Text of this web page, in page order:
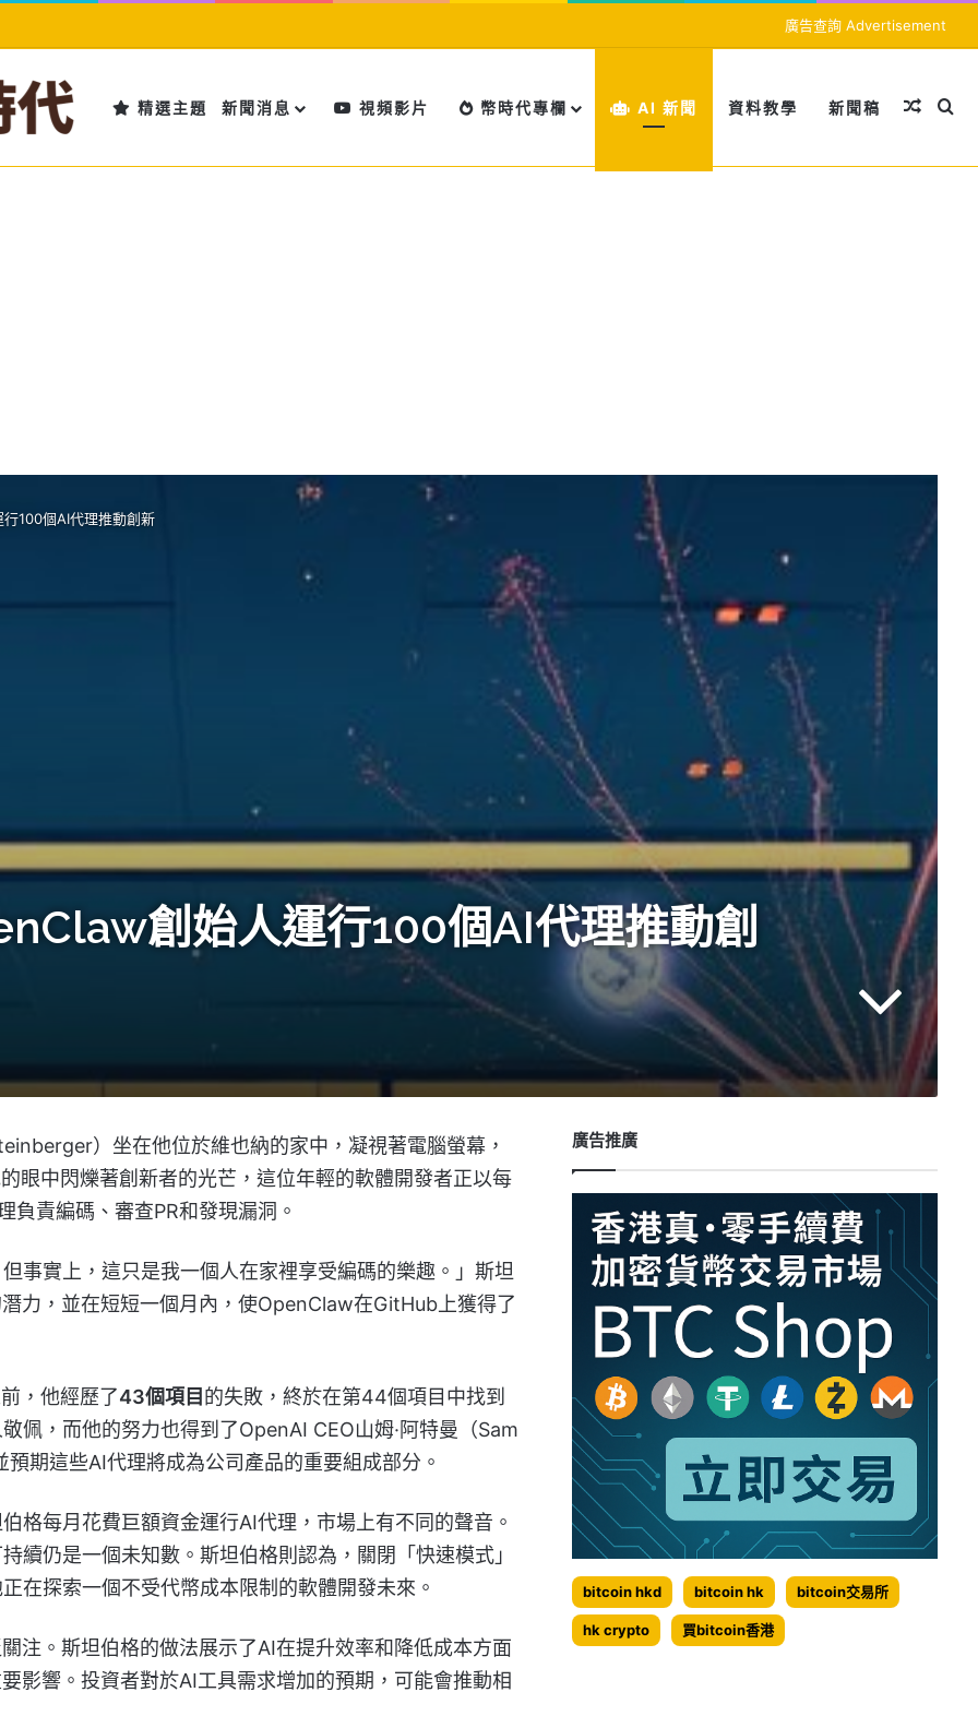
廣告查詢 Advertisement
精選主題 新聞消息 視頻影片 幣時代專欄 AI 新聞 資料教學 新聞稿 隨機文
搜
100個AI代理推動創新
創始人運行100個AI代理推動創
）坐在他位於維也納的家中，凝視著電腦螢幕，
眼中閃爍著創新者的光芒，這位年輕的軟體開發者正以每
負責編碼、審查PR和發現漏洞。
事實上，這只是我一個人在家裡享受編碼的樂趣。」斯坦
力，並在短短一個月內，使OpenClaw在GitHub上獲得了
，他經歷了43個項目 的失敗，終於在第44個項目中找到
佩，而他的努力也得到了OpenAI CEO山姆·阿特曼（Sam
期這些AI代理將成為公司產品的重要組成部分。
格每月花費巨額資金運行AI代理，市場上有不同的聲音。
續仍是一個未知數。斯坦伯格則認為，關閉「快速模式」
在探索一個不受代幣成本限制的軟體開發未來。
注。斯坦伯格的做法展示了AI在提升效率和降低成本方面
影響。投資者對於AI工具需求增加的預期，可能會推動相
廣告推廣
bitcoin hkd bitcoin hk bitcoin交易所
hk crypto 買bitcoin香港